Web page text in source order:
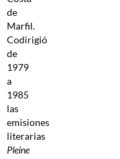
de
Marfil.
Codirigió
de
1979
a
1985
las
emisiones
literarias
Pleine